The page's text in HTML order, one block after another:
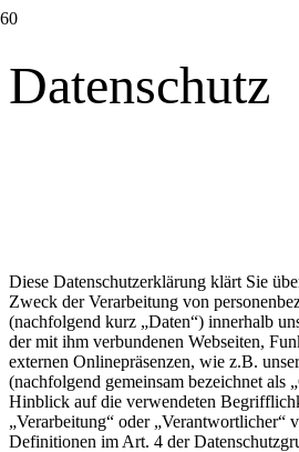
Datenschutz
Diese Datenschutzerklärung klärt Sie
Zweck der Verarbeitung von
(nachfolgend kurz „Daten“) innerhalb
der mit ihm verbundenen Webseiten,
externen Onlinepräsenzen, wie z.B.
(nachfolgend gemeinsam bezeichnet als
Hinblick auf die verwendeten
„Verarbeitung“ oder „Verantwortlicher“
Definitionen im Art. 4 der